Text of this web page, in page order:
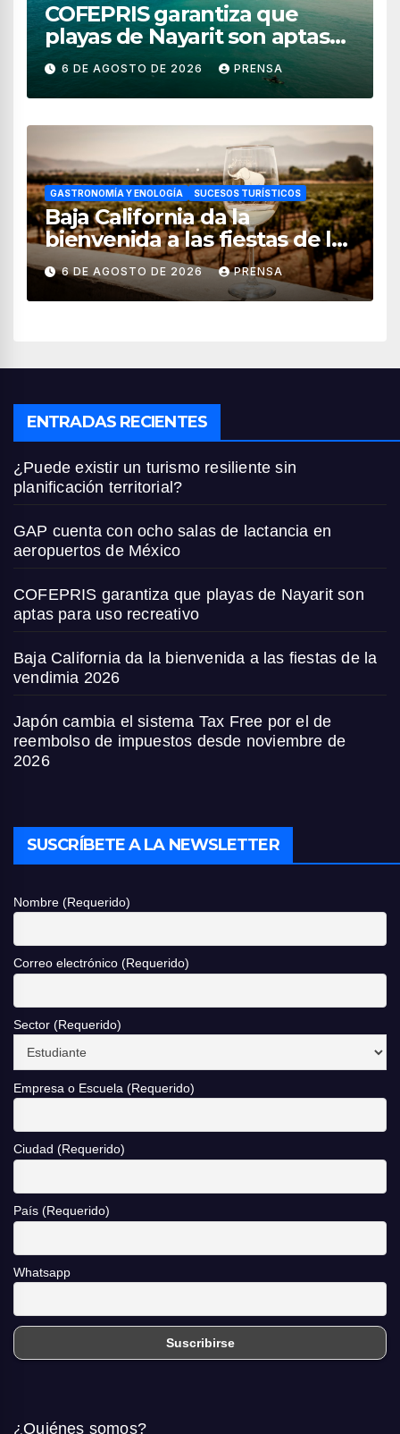
COFEPRIS garantiza que
playas de Nayarit son aptas
para uso recreativo
6 DE AGOSTO DE 2026 PRENSA
GASTRONOMÍA Y ENOLOGÍA SUCESOS TURÍSTICOS
Baja California da la
bienvenida a las fiestas de la
vendimia 2026
6 DE AGOSTO DE 2026 PRENSA
ENTRADAS RECIENTES
¿Puede existir un turismo resiliente sin
planificación territorial?
GAP cuenta con ocho salas de lactancia en
aeropuertos de México
COFEPRIS garantiza que playas de Nayarit son
aptas para uso recreativo
Baja California da la bienvenida a las fiestas de la
vendimia 2026
Japón cambia el sistema Tax Free por el de
reembolso de impuestos desde noviembre de
2026
SUSCRÍBETE A LA NEWSLETTER
Nombre (Requerido)
Correo electrónico (Requerido)
Sector (Requerido)
Empresa o Escuela (Requerido)
Ciudad (Requerido)
País (Requerido)
Whatsapp
¿Quiénes somos?